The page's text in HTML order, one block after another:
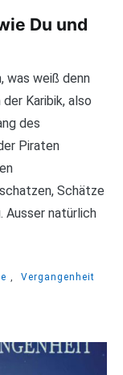
Du und
was weiß denn
Karibik, also
des
Piraten
Schätze
Ausser natürlich
,
Vergangenheit